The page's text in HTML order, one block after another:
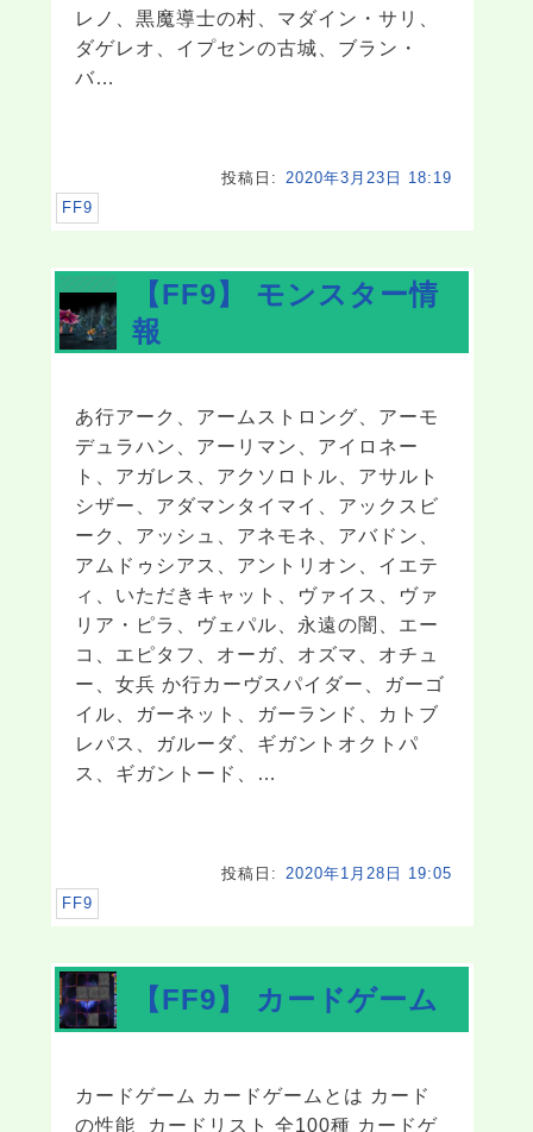
レノ、黒魔導士の村、マダイン・サリ、
ダゲレオ、イプセンの古城、ブラン・
バ…
投稿日: 2020年3月23日 18:19
FF9
【FF9】 モンスター情
報
あ行アーク、アームストロング、アーモ
デュラハン、アーリマン、アイロネー
ト、アガレス、アクソロトル、アサルト
シザー、アダマンタイマイ、アックスビ
ーク、アッシュ、アネモネ、アバドン、
アムドゥシアス、アントリオン、イエテ
ィ、いただきキャット、ヴァイス、ヴァ
リア・ピラ、ヴェパル、永遠の闇、エー
コ、エピタフ、オーガ、オズマ、オチュ
ー、女兵 か行カーヴスパイダー、ガーゴ
イル、ガーネット、ガーランド、カトブ
レパス、ガルーダ、ギガントオクトパ
ス、ギガントード、…
投稿日: 2020年1月28日 19:05
FF9
【FF9】 カードゲーム
カードゲーム カードゲームとは カード
の性能 カードリスト 全100種 カードゲ